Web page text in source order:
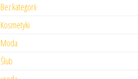
Bez kategorii
Kosmetyki
Moda
Ślub